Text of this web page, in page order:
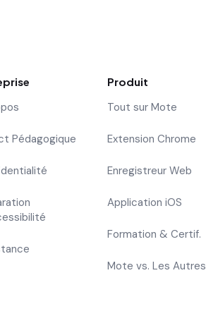
Pédagogique
Produit
Tout sur Mote
Extension Chrome
Enregistreur Web
Application iOS
Formation & Certif.
Mote vs. Les Autres